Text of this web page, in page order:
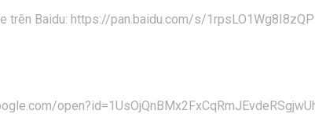
trên Baidu: https://pan.baidu.com/s/